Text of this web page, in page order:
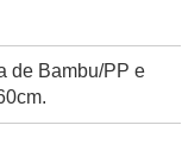
de Bambu/PP e